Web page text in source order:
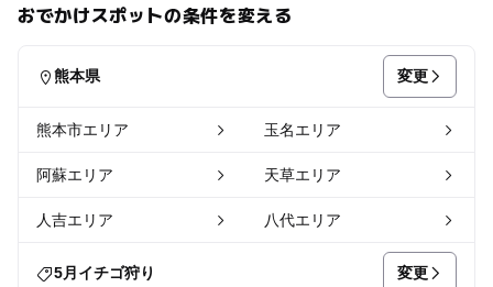
おでかけスポットの条件を変える
熊本県 変更
熊本市エリア 玉名エリア
阿蘇エリア 天草エリア
人吉エリア 八代エリア
5月イチゴ狩り 変更